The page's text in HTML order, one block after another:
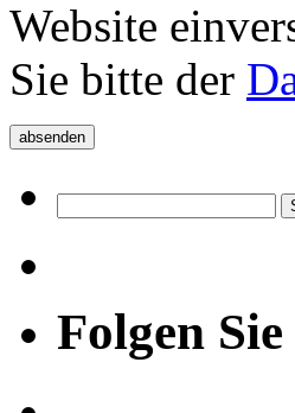
Website
Sie bitte der
Folgen